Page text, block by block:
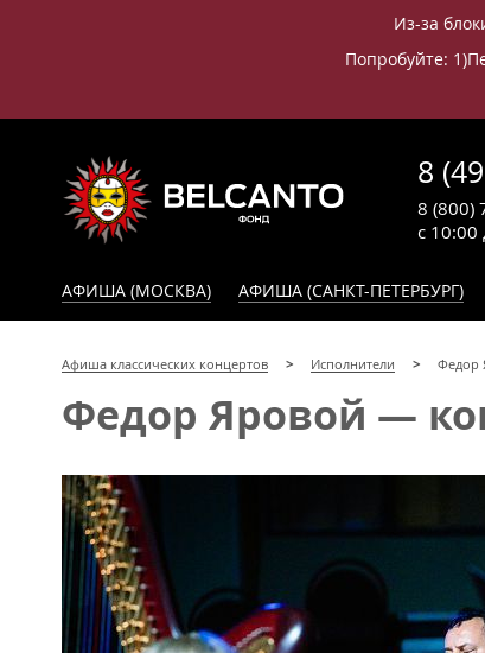
Из-за
Попробуйте:
8
с 10:00
8 (800)
АФИША (МОСКВА) АФИША (САНКТ-ПЕТЕРБУРГ)
Афиша классических концертов Исполнители Федор
Федор Яровой —